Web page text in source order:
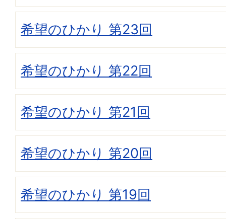
希望のひかり 第23回
希望のひかり 第22回
希望のひかり 第21回
希望のひかり 第20回
希望のひかり 第19回